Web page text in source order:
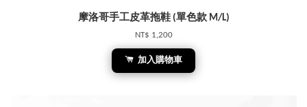
摩洛哥手工皮革拖鞋 (單色款 M/L)
NT$ 1,200
加入購物車